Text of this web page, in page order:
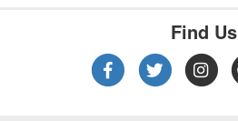
Find Us